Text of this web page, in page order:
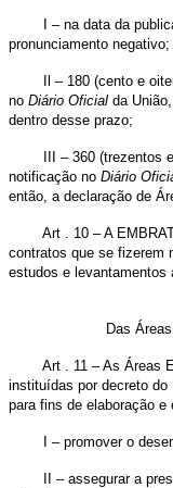
I – na data da
pronunciamento negativo;
Il – 180 (cento e
no Diário Oficial da
dentro desse prazo;
III – 360 (trezentos e
notificação no Diário
então, a declaração de
Art . 10 – A
contratos que se fizerem
estudos e levantamentos
Das
Art . 11 – As Áreas
instituídas por decreto do
para fins de elaboração
I – promover o
II – assegurar a